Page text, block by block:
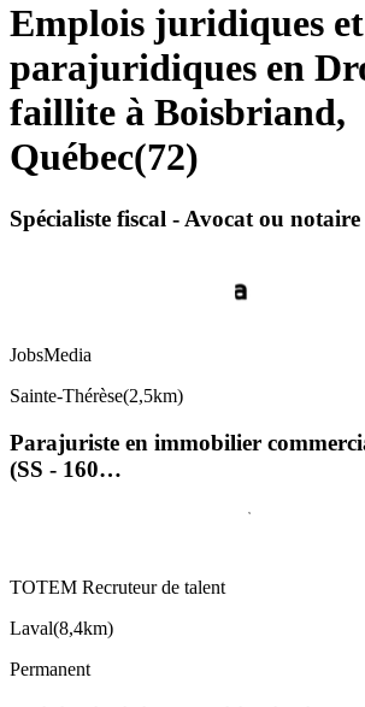
Emplois juridiques et
parajuridiques en
faillite à Boisbriand,
Québec(72)
Spécialiste fiscal - Avocat ou notaire
JobsMedia
Sainte-Thérèse(2,5km)
Parajuriste en immobilier
(SS - 160…
TOTEM Recruteur de talent
Laval(8,4km)
Permanent